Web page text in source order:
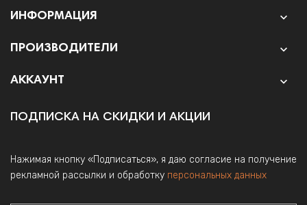
ИНФОРМАЦИЯ 
ПРОИЗВОДИТЕЛИ 
АККАУНТ 
ПОДПИСКА НА СКИДКИ И АКЦИИ
Нажимая кнопку «Подписаться», я даю согласие на получение
рекламной рассылки и обработку персональных данных